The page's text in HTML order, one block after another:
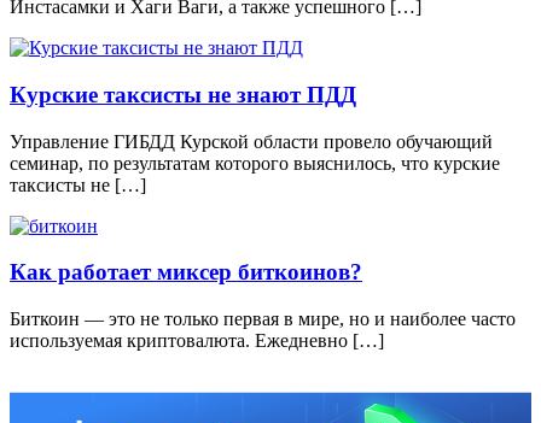
Инстасамки и Хаги Ваги, а также успешного […]
Курские таксисты не знают ПДД
Управление ГИБДД Курской области провело обучающий
семинар, по результатам которого выяснилось, что курские
таксисты не […]
Как работает миксер биткоинов?
Биткоин — это не только первая в мире, но и наиболее часто
используемая криптовалюта. Ежедневно […]